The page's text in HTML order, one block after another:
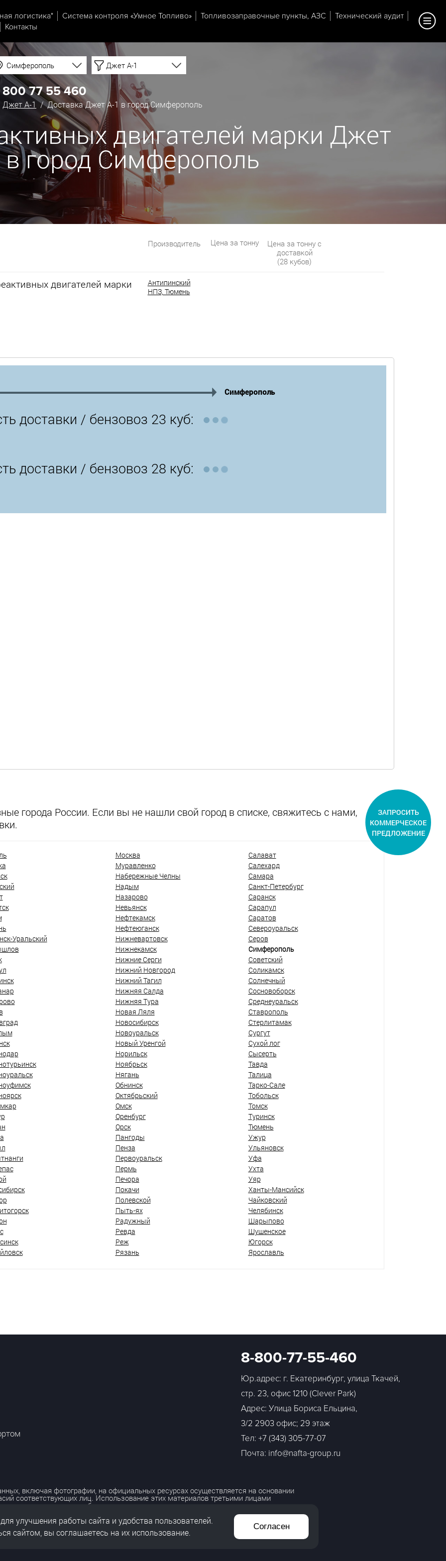
логистика" Система контроля «Умное Топливо» Топливозаправочные пункты, АЗС
Технический аудит
Контакты
Симферополь Джет А-1
800 77 55 460
Джет А-1 / Доставка Джет А-1 в город Симферополь
двигателей марки Джет
в город Симферополь
Производитель Цена за тонну
Цена за тонну с
доставкой
(28 кубов)
двигателей марки
Антипинский
НПЗ, Тюмень
Симферополь
доставки / бензовоз 23 куб:
доставки / бензовоз 28 куб:
города России. Если вы не нашли свой город в списке, свяжитесь с нами,
Уральский
Москва
Муравленко
Набережные Челны
Надым
Назарово
Невьянск
Нефтекамск
Нефтеюганск
Нижневартовск
Нижнекамск
Нижние Серги
Нижний Новгород
Нижний Тагил
Нижняя Салда
Нижняя Тура
Новая Ляля
Новосибирск
Новоуральск
Новый Уренгой
Норильск
Ноябрьск
Нягань
Обнинск
Октябрьский
Омск
Оренбург
Орск
Пангоды
Пенза
Первоуральск
Пермь
Печора
Покачи
Полевской
Пыть-ях
Радужный
Ревда
Реж
Рязань
Салават
Салехард
Самара
Санкт-Петербург
Саранск
Сарапул
Саратов
Североуральск
Серов
Симферополь
Советский
Соликамск
Солнечный
Сосновоборск
Среднеуральск
Ставрополь
Стерлитамак
Сургут
Сухой лог
Сысерть
Тавда
Талица
Тарко-Сале
Тобольск
Томск
Туринск
Тюмень
Ужур
Ульяновск
Уфа
Ухта
Уяр
Ханты-Мансийск
Чайковский
Челябинск
Шарыпово
Шушенское
Югорск
Ярославль
8-800-77-55-460
Юр.адрес: г. Екатеринбург, улица Ткачей,
стр. 23, офис 1210 (Clever Park)
Адрес: Улица Бориса Ельцина,
3/2 2903 офис; 29 этаж
Тел: +7 (343) 305-77-07
Почта: info@nafta-group.ru
включая фотографии, на официальных ресурсах осуществляется на основании
соответствующих лиц. Использование этих материалов третьими лицами
с разрешения правообладателя.
данных
данных
ЗАПРОСИТЬ
КОММЕРЧЕСКОЕ
ПРЕДЛОЖЕНИЕ
улучшения работы сайта и удобства пользователей.
сайтом, вы соглашаетесь на их использование.
Согласен